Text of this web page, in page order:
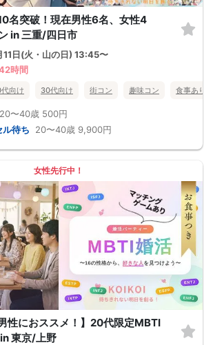
名突破！現在男性6名、女性4
in 三重/四日市
11日(火・山の日) 13:45〜
時間
向け 30代向け 街コン 趣味コン 食事あり
20〜40歳 500円
ル待ち 20〜40歳 9,900円
女性先行中！
性におススメ！】20代限定MBTI
東京/上野